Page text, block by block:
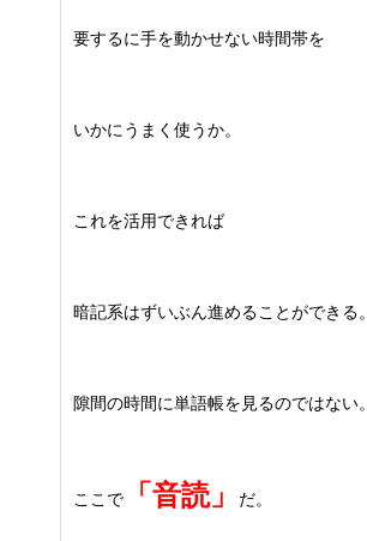
要するに手を動かせない時間帯を
いかにうまく使うか。
これを活用できれば
暗記系はずいぶん進めることができる。
隙間の時間に単語帳を見るのではない。
ここで 「音読」 だ。